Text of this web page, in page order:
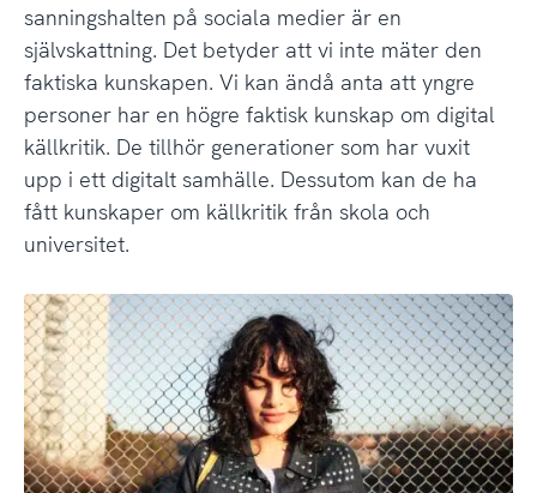
sanningshalten på sociala medier är en
självskattning. Det betyder att vi inte mäter den
faktiska kunskapen. Vi kan ändå anta att yngre
personer har en högre faktisk kunskap om digital
källkritik. De tillhör generationer som har vuxit
upp i ett digitalt samhälle. Dessutom kan de ha
fått kunskaper om källkritik från skola och
universitet.